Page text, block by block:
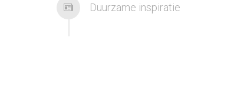
Duurzame inspiratie